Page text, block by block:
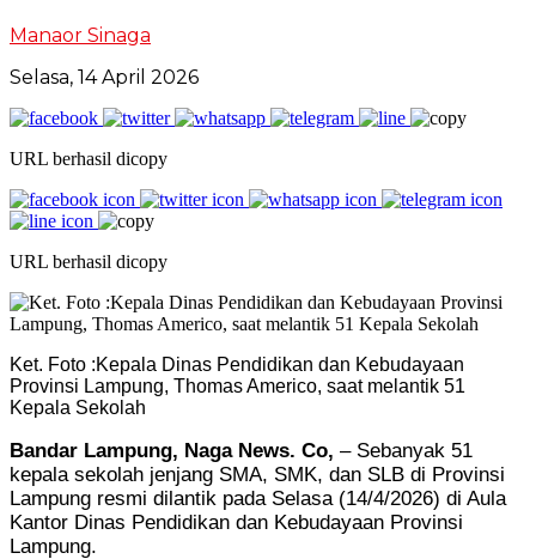
Manaor Sinaga
Selasa, 14 April 2026
URL berhasil dicopy
URL berhasil dicopy
Ket. Foto :Kepala Dinas Pendidikan dan Kebudayaan
Provinsi Lampung, Thomas Americo, saat melantik 51
Kepala Sekolah
Bandar Lampung, Naga News. Co, – Sebanyak 51
kepala sekolah jenjang SMA, SMK, dan SLB di Provinsi
Lampung resmi dilantik pada Selasa (14/4/2026) di Aula
Kantor Dinas Pendidikan dan Kebudayaan Provinsi
Lampung.